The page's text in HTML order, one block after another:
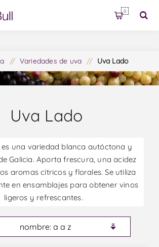
0
/ Variedades de uva / Uva Lado
Uva Lado
es una variedad blanca autóctona y
Galicia. Aporta frescura, una acidez
aromas cítricos y florales. Se utiliza
en ensamblajes para obtener vinos
ligeros y refrescantes.